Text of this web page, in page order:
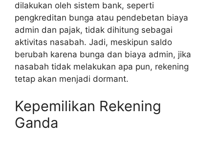
dilakukan oleh sistem bank, seperti
pengkreditan bunga atau pendebetan biaya
admin dan pajak, tidak dihitung sebagai
aktivitas nasabah. Jadi, meskipun saldo
berubah karena bunga dan biaya admin, jika
nasabah tidak melakukan apa pun, rekening
tetap akan menjadi dormant.
Kepemilikan Rekening
Ganda